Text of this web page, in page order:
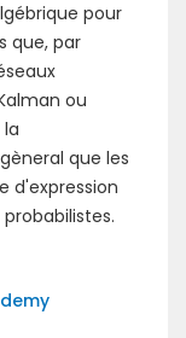
pour
que, par
ou
que les
d'expression